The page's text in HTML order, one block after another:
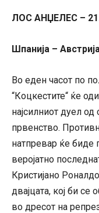
ЛОС АНЏЕЛЕС –
Шпанија –
Во еден часот по
“Коцкестите“ ќе
најсилниот дуел
првенство.
натпревар ќе биде
веројатно
Кристијано
двајцата, кој би
во дресот на